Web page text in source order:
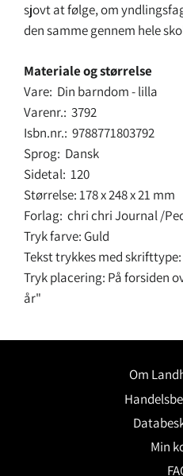
sjovt at følge, om
den samme gennem hele
Materiale og størrelse
Vare: Din barndom - lilla
Varenr.: 3792
Isbn.nr.: 9788771803792
Sprog: Dansk
Sidetal: 120
Størrelse: 178 x 248 x 21 mm
Forlag: chri chri Journal /
Tryk farve: Guld
Tekst trykkes med
Tryk placering: På forsiden
år"
Om
Min